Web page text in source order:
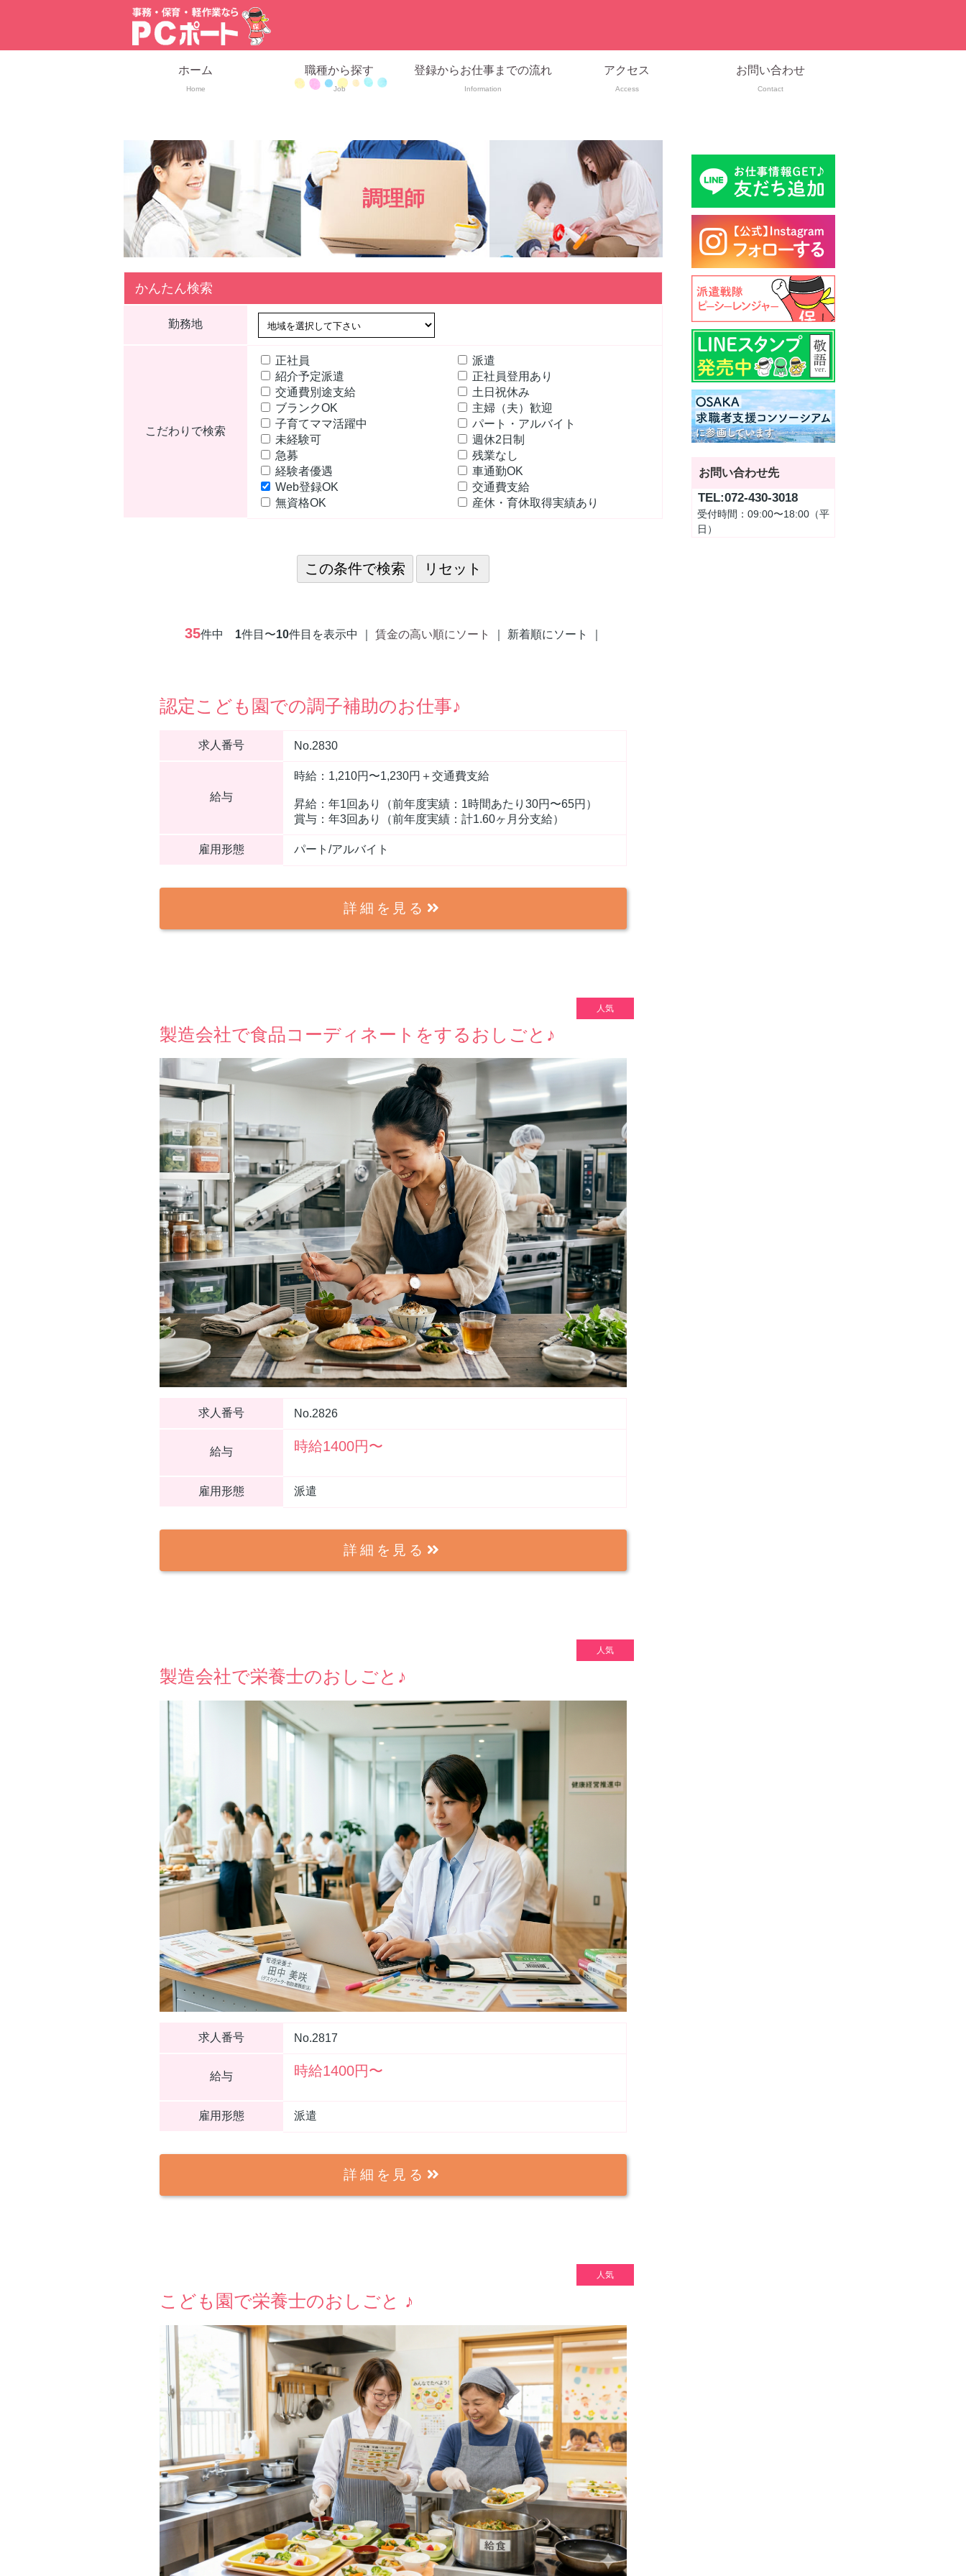
ホーム
Home
職種から探す
Job
登録からお仕事までの流れ
Information
アクセス
Access
お問い合わせ
Contact
調理師
かんたん検索
勤務地
こだわりで検索
正社員
派遣
紹介予定派遣
正社員登用あり
交通費別途支給
土日祝休み
ブランクOK
主婦（夫）歓迎
子育てママ活躍中
パート・アルバイト
未経験可
週休2日制
急募
残業なし
経験者優遇
車通勤OK
Web登録OK
交通費支給
無資格OK
産休・育休取得実績あり
35件中 1件目〜10件目を表示中 ｜ 賃金の高い順にソート ｜ 新着順にソート ｜
認定こども園での調子補助のお仕事♪
求人番号 No.2830
給与
時給：1,210円〜1,230円＋交通費支給
昇給：年1回あり（前年度実績：1時間あたり30円〜65円）
賞与：年3回あり（前年度実績：計1.60ヶ月分支給）
雇用形態 パート/アルバイト
詳細を見る
人気
製造会社で食品コーディネートをするおしごと♪
求人番号 No.2826
給与 時給1400円〜
雇用形態 派遣
詳細を見る
人気
製造会社で栄養士のおしごと♪
求人番号 No.2817
給与 時給1400円〜
雇用形態 派遣
詳細を見る
人気
こども園で栄養士のおしごと ♪
お問い合わせ先
TEL:072-430-3018
受付時間：09:00〜18:00（平
日）